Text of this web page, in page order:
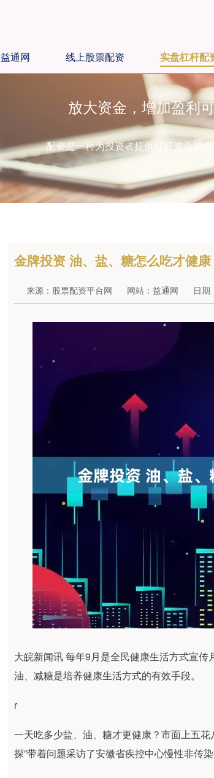
益通网 线上股票配资 实盘杠杆配
放大资金，增加盈利
配资是一种为投资者提供杠杆资金的
金牌投资 油、盐、糖怎么吃才健
来源：股票配资平台网 网站：益通网 日
大皖新闻讯 每年9月是全民健康生活方式宣
油、减糖是培养健康生活方式的有效手段。
r
一天吃多少盐、油、糖才更健康？市面上五
探”带着问题采访了安徽省疾控中心慢性非传